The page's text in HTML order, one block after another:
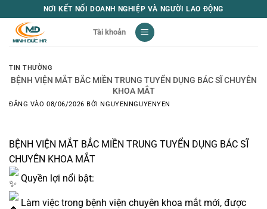
qua
NƠI KẾT NỐI DOANH NGHIỆP VÀ NGƯỜI LAO ĐỘNG
Tài khoản
TIN THƯỜNG
BỆNH VIỆN MẮT BẮC MIỀN TRUNG TUYỂN DỤNG BÁC SĨ CHUYÊN
KHOA MẮT
ĐĂNG VÀO08/06/2026 BỞINGUYENNGUYENYEN
BỆNH VIỆN MẮT BẮC MIỀN TRUNG TUYỂN DỤNG BÁC SĨ
CHUYÊN KHOA MẮT
Quyền lợi nổi bật:
Làm việc trong bệnh viện chuyên khoa mắt mới, được